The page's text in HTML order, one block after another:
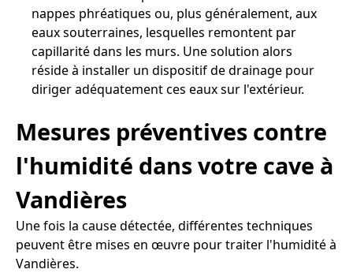
nappes phréatiques ou, plus généralement, aux
eaux souterraines, lesquelles remontent par
capillarité dans les murs. Une solution alors
réside à installer un dispositif de drainage pour
diriger adéquatement ces eaux sur l'extérieur.
Mesures préventives contre
l'humidité dans votre cave à
Vandières
Une fois la cause détectée, différentes techniques
peuvent être mises en œuvre pour traiter l'humidité à
Vandières.